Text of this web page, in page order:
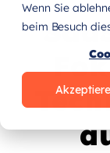
Wenn Sie
beim Besuch